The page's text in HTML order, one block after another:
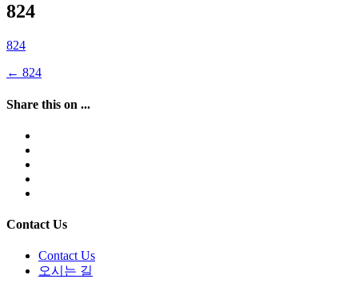
824
824
Post
navigation
← 824
Share this on ...
Contact Us
Contact Us
오시는 길